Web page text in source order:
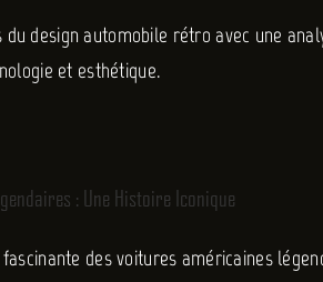
du design automobile rétro avec une
et esthétique.
: Une Histoire Iconique
des voitures américaines